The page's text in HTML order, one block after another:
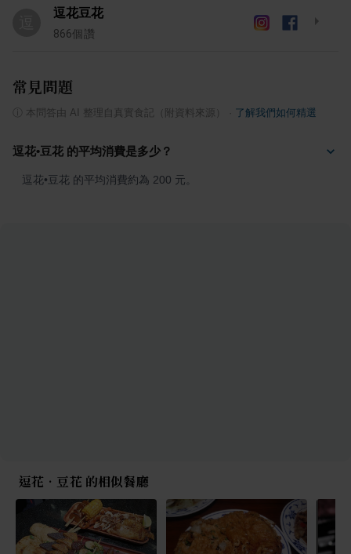
逗花豆花
866個讚
常見問題
本問答由 AI 整理自真實食記（附資料來源） 了解我們如何精選
逗花•豆花 的平均消費是多少？
逗花•豆花 的平均消費約為 200 元。
逗花•豆花 的相似餐廳